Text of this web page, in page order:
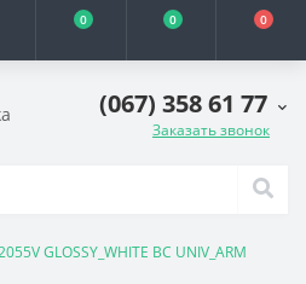
0 0 0
(067) 358 61 77
Заказать звонок
GLOSSY_WHITE BC UNIV_ARM